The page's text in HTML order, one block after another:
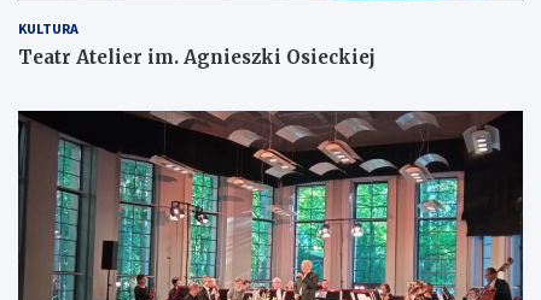
KULTURA
Teatr Atelier im. Agnieszki Osieckiej